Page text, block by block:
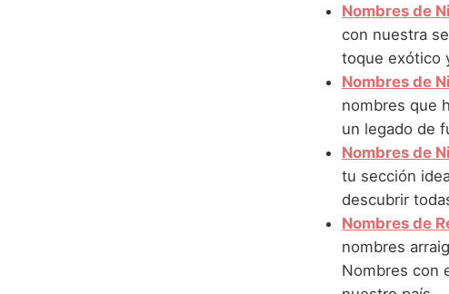
Nombres de
con nuestra
toque exótico
Nombres de
nombres que
un legado de
Nombres de
tu sección
descubrir
Nombres de
nombres
Nombres con